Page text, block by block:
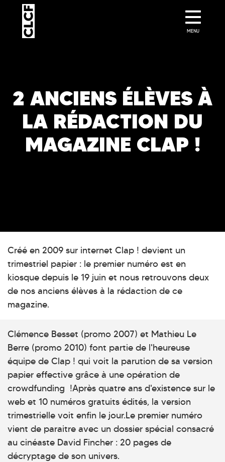
2 ANCIENS ÉLÈVES À
LA RÉDACTION DU
MAGAZINE CLAP !
Créé en 2009 sur internet Clap ! devient un
trimestriel papier : le premier numéro est en
kiosque depuis le 19 juin et nous retrouvons deux
de nos anciens élèves à la rédaction de ce
magazine.
Clémence Besset (promo 2007) et Mathieu Le
Berre (promo 2010) font partie de l'heureuse
équipe de Clap ! qui voit la parution de sa version
papier effective grâce à une opération de
crowdfunding !Après quatre ans d'existence sur le
web et 10 numéros gratuits édités, la version
trimestrielle voit enfin le jour.Le premier numéro
vient de paraitre avec un dossier spécial consacré
au cinéaste David Fincher : 20 pages de
décryptage de son univers.
MENU